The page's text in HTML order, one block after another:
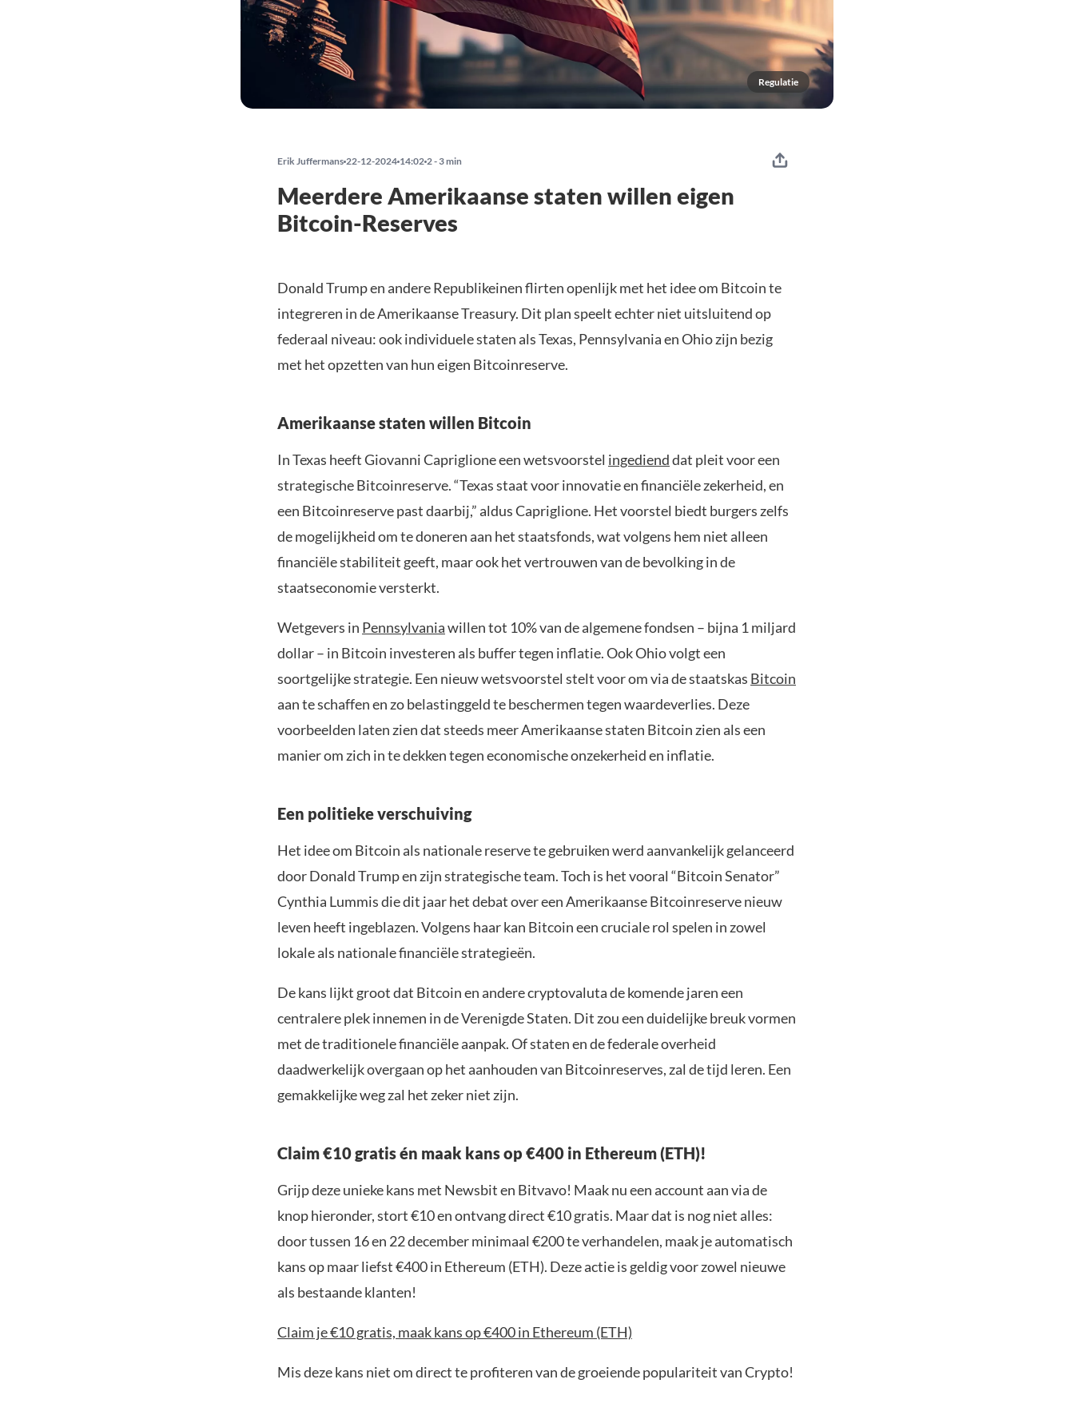
Regulatie
Erik Juffermans 22-12-2024 14:02 2 - 3 min
Meerdere Amerikaanse staten willen eigen
Bitcoin-Reserves
Donald Trump en andere Republikeinen flirten openlijk met het idee om Bitcoin te
integreren in de Amerikaanse Treasury. Dit plan speelt echter niet uitsluitend op
federaal niveau: ook individuele staten als Texas, Pennsylvania en Ohio zijn bezig
met het opzetten van hun eigen Bitcoinreserve.
Amerikaanse staten willen Bitcoin
In Texas heeft Giovanni Capriglione een wetsvoorstel ingedienddat pleit voor een
strategische Bitcoinreserve. “Texas staat voor innovatie en financiële zekerheid, en
een Bitcoinreserve past daarbij,” aldus Capriglione. Het voorstel biedt burgers zelfs
de mogelijkheid om te doneren aan het staatsfonds, wat volgens hem niet alleen
financiële stabiliteit geeft, maar ook het vertrouwen van de bevolking in de
staatseconomie versterkt.
Wetgevers in Pennsylvaniawillen tot 10% van de algemene fondsen – bijna 1 miljard
dollar – in Bitcoin investeren als buffer tegen inflatie. Ook Ohio volgt een
soortgelijke strategie. Een nieuw wetsvoorstel stelt voor om via de staatskas Bitcoin
aan te schaffen en zo belastinggeld te beschermen tegen waardeverlies. Deze
voorbeelden laten zien dat steeds meer Amerikaanse staten Bitcoin zien als een
manier om zich in te dekken tegen economische onzekerheid en inflatie.
Een politieke verschuiving
Het idee om Bitcoin als nationale reserve te gebruiken werd aanvankelijk gelanceerd
door Donald Trump en zijn strategische team. Toch is het vooral “Bitcoin Senator”
Cynthia Lummis die dit jaar het debat over een Amerikaanse Bitcoinreserve nieuw
leven heeft ingeblazen. Volgens haar kan Bitcoin een cruciale rol spelen in zowel
lokale als nationale financiële strategieën.
De kans lijkt groot dat Bitcoin en andere cryptovaluta de komende jaren een
centralere plek innemen in de Verenigde Staten. Dit zou een duidelijke breuk vormen
met de traditionele financiële aanpak. Of staten en de federale overheid
daadwerkelijk overgaan op het aanhouden van Bitcoinreserves, zal de tijd leren. Een
gemakkelijke weg zal het zeker niet zijn.
Claim €10 gratis én maak kans op €400 in Ethereum (ETH)!
Grijp deze unieke kans met Newsbit en Bitvavo! Maak nu een account aan via de
knop hieronder, stort €10 en ontvang direct €10 gratis. Maar dat is nog niet alles:
door tussen 16 en 22 december minimaal €200 te verhandelen, maak je automatisch
kans op maar liefst €400 in Ethereum (ETH). Deze actie is geldig voor zowel nieuwe
als bestaande klanten!
Claim je €10 gratis, maak kans op €400 in Ethereum (ETH)
Mis deze kans niet om direct te profiteren van de groeiende populariteit van Crypto!